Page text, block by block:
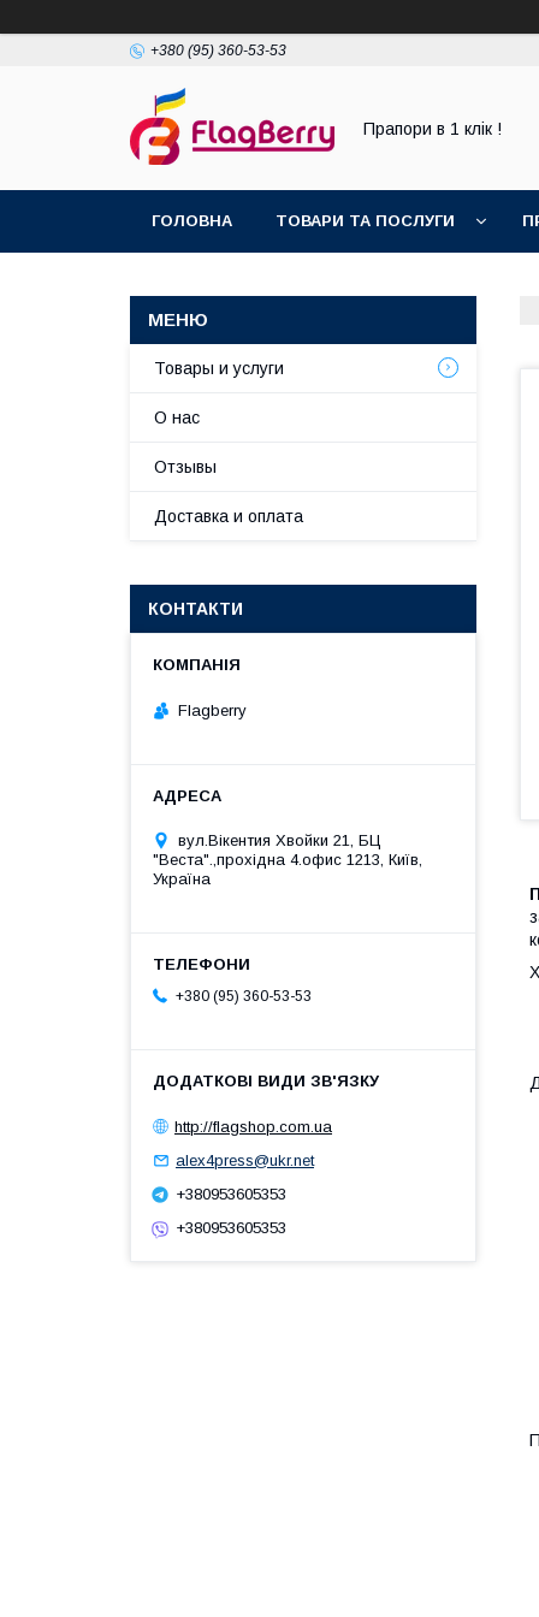
+380 (95) 360-53-53
Прапори в 1 клік !
ГОЛОВНА ТОВАРИ ТА ПОСЛУГИ
Товары и услуги
О нас
Отзывы
Доставка и оплата
КОНТАКТИ
Flagberry
вул.Вікентия Хвойки 21, БЦ
"Веста".,прохідна 4.офис 1213, Київ,
Україна
+380 (95) 360-53-53
http://flagshop.com.ua
alex4press@ukr.net
+380953605353
+380953605353